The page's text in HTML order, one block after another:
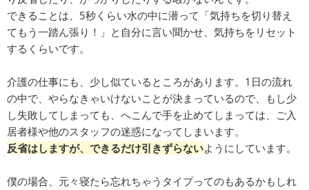
できることは、5秒くらい水の中に潜って「気持ちを切り替え
てもう一踏ん張り！」と自分に言い聞かせ、気持ちをリセット
するくらいです。
介護の仕事にも、少し似ているところがあります。1日の流れ
の中で、やらなきゃいけないことが決まっているので、もし少
し失敗してしまっても、へこんで手を止めてしまっては、ご入
居者様や他のスタッフの迷惑になってしまいます。
反省はしますが、できるだけ引きずらないようにしています。
僕の場合、元々寝たら忘れちゃうタイプってのもあるかもしれ